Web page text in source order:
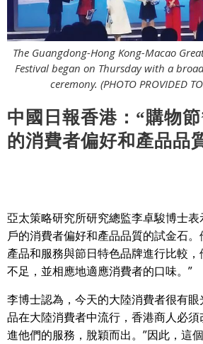
The Guangdong-Hong Kong-Macao
Festival began on Thursday with a
ceremony. (PHOTO PROVIDED
中國日報香港：“購物
的消費者偏好和產品品
亞太策略研究所研究總監李卓駿博士表
戶的消費者偏好和產品品質的試金石
產品和服務與節日特色品牌進行比較
不足，並相應地適應消費者的口味。”
李博士認為，今天的大陸消費者很有
品在大陸消費者中流行，香港商人必
進他們的服務，脫穎而出。”因此，這